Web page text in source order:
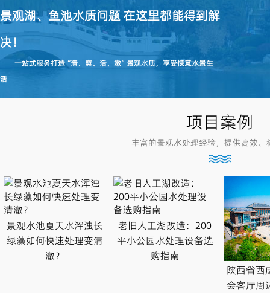
景观湖、鱼池水质问题 在这里都能得到解
决！
一站式服务打造“清、爽、活、嫩”景观水质，享受惬意水景生
活
项目案例
丰富的景观水处理经验，提供高效、
景观水池夏天水浑浊长
绿藻如何快速处理变清
澈？
老旧人工湖改造：200
平小公园水处理设备选
购指南
陕西省西
会客厅周